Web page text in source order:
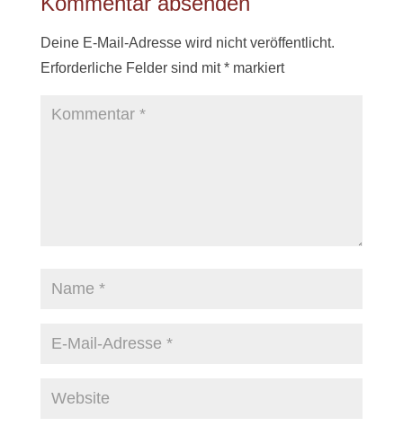
Deine E-Mail-Adresse wird nicht veröffentlicht.
Erforderliche Felder sind mit*markiert